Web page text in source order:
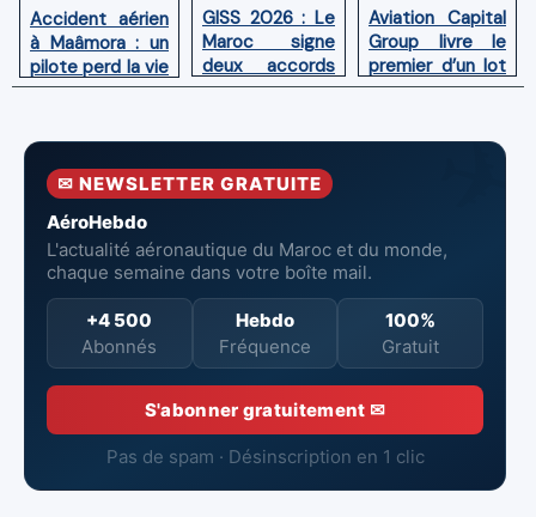
Accident aérien
à Maâmora : un
pilote perd la vie
en combat
incendie
GISS 2026 : Le
Maroc signe
deux accords
avec l'OACI
la surveillance
aériennes.
Aviation Capital
Group livre le
premier d’un lot
de six Boeing
neufs à Royal Air
✉ NEWSLETTER GRATUITE
AéroHebdo
L'actualité aéronautique du Maroc et du monde,
chaque semaine dans votre boîte mail.
+4 500
Abonnés
Hebdo
Fréquence
100%
Gratuit
S'abonner gratuitement ✉
Pas de spam · Désinscription en 1 clic